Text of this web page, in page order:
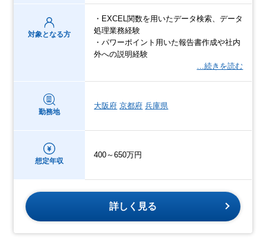
対象となる方
・EXCEL関数を用いたデータ検索、データ
処理業務経験
・パワーポイント用いた報告書作成や社内
外への説明経験
…続きを読む
勤務地
大阪府 京都府 兵庫県
想定年収
400～650万円
詳しく見る